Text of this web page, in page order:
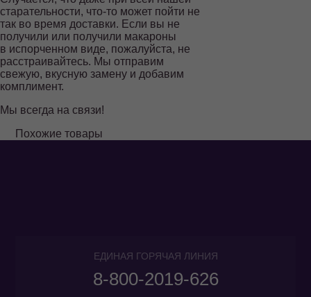
старательности, что-то может пойти не
так во время доставки. Если вы не
получили или получили макароны
в испорченном виде, пожалуйста, не
расстраивайтесь. Мы отправим
свежую, вкусную замену и добавим
комплимент.
Мы всегда на связи!
Похожие товары
ЕДИНАЯ ГОРЯЧАЯ ЛИНИЯ
8-800-2019-626